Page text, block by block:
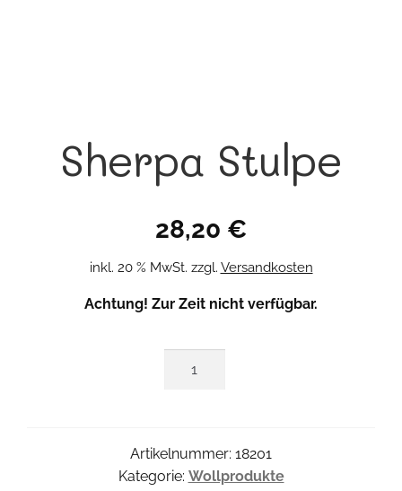
Sherpa Stulpe
28,20 €
inkl. 20 % MwSt. zzgl. Versandkosten
Achtung! Zur Zeit nicht verfügbar.
Artikelnummer: 18201
Kategorie: Wollprodukte